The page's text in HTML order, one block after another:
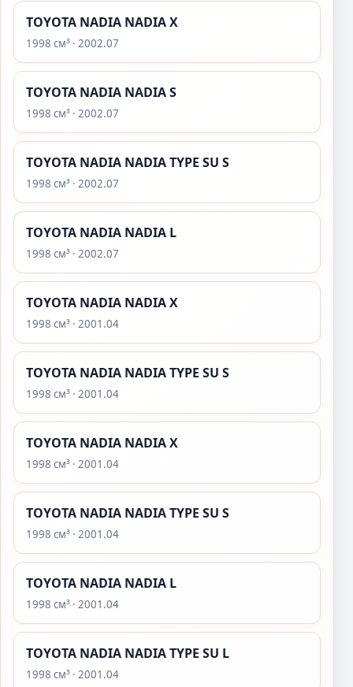
TOYOTA NADIA NADIA X
1998 см³ · 2002.07
TOYOTA NADIA NADIA S
1998 см³ · 2002.07
TOYOTA NADIA NADIA TYPE SU S
1998 см³ · 2002.07
TOYOTA NADIA NADIA L
1998 см³ · 2002.07
TOYOTA NADIA NADIA X
1998 см³ · 2001.04
TOYOTA NADIA NADIA TYPE SU S
1998 см³ · 2001.04
TOYOTA NADIA NADIA X
1998 см³ · 2001.04
TOYOTA NADIA NADIA TYPE SU S
1998 см³ · 2001.04
TOYOTA NADIA NADIA L
1998 см³ · 2001.04
TOYOTA NADIA NADIA TYPE SU L
1998 см³ · 2001.04